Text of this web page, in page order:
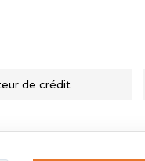
de crédit